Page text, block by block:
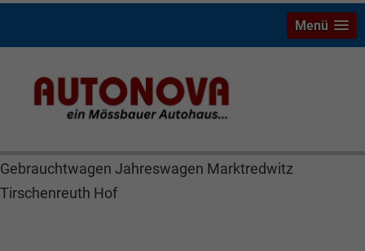
Ford E-Transit Custom Stock Wiesau Bayreuth Nützel
Mössbauer Autonova Brucker Räthel MGS Autohaus
Gebrauchtwagen Jahreswagen Marktredwitz
Tirschenreuth Hof
Menü